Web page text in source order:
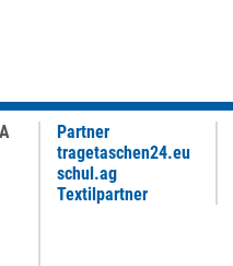
Partner
tragetaschen24.eu
schul.ag
Textilpartner